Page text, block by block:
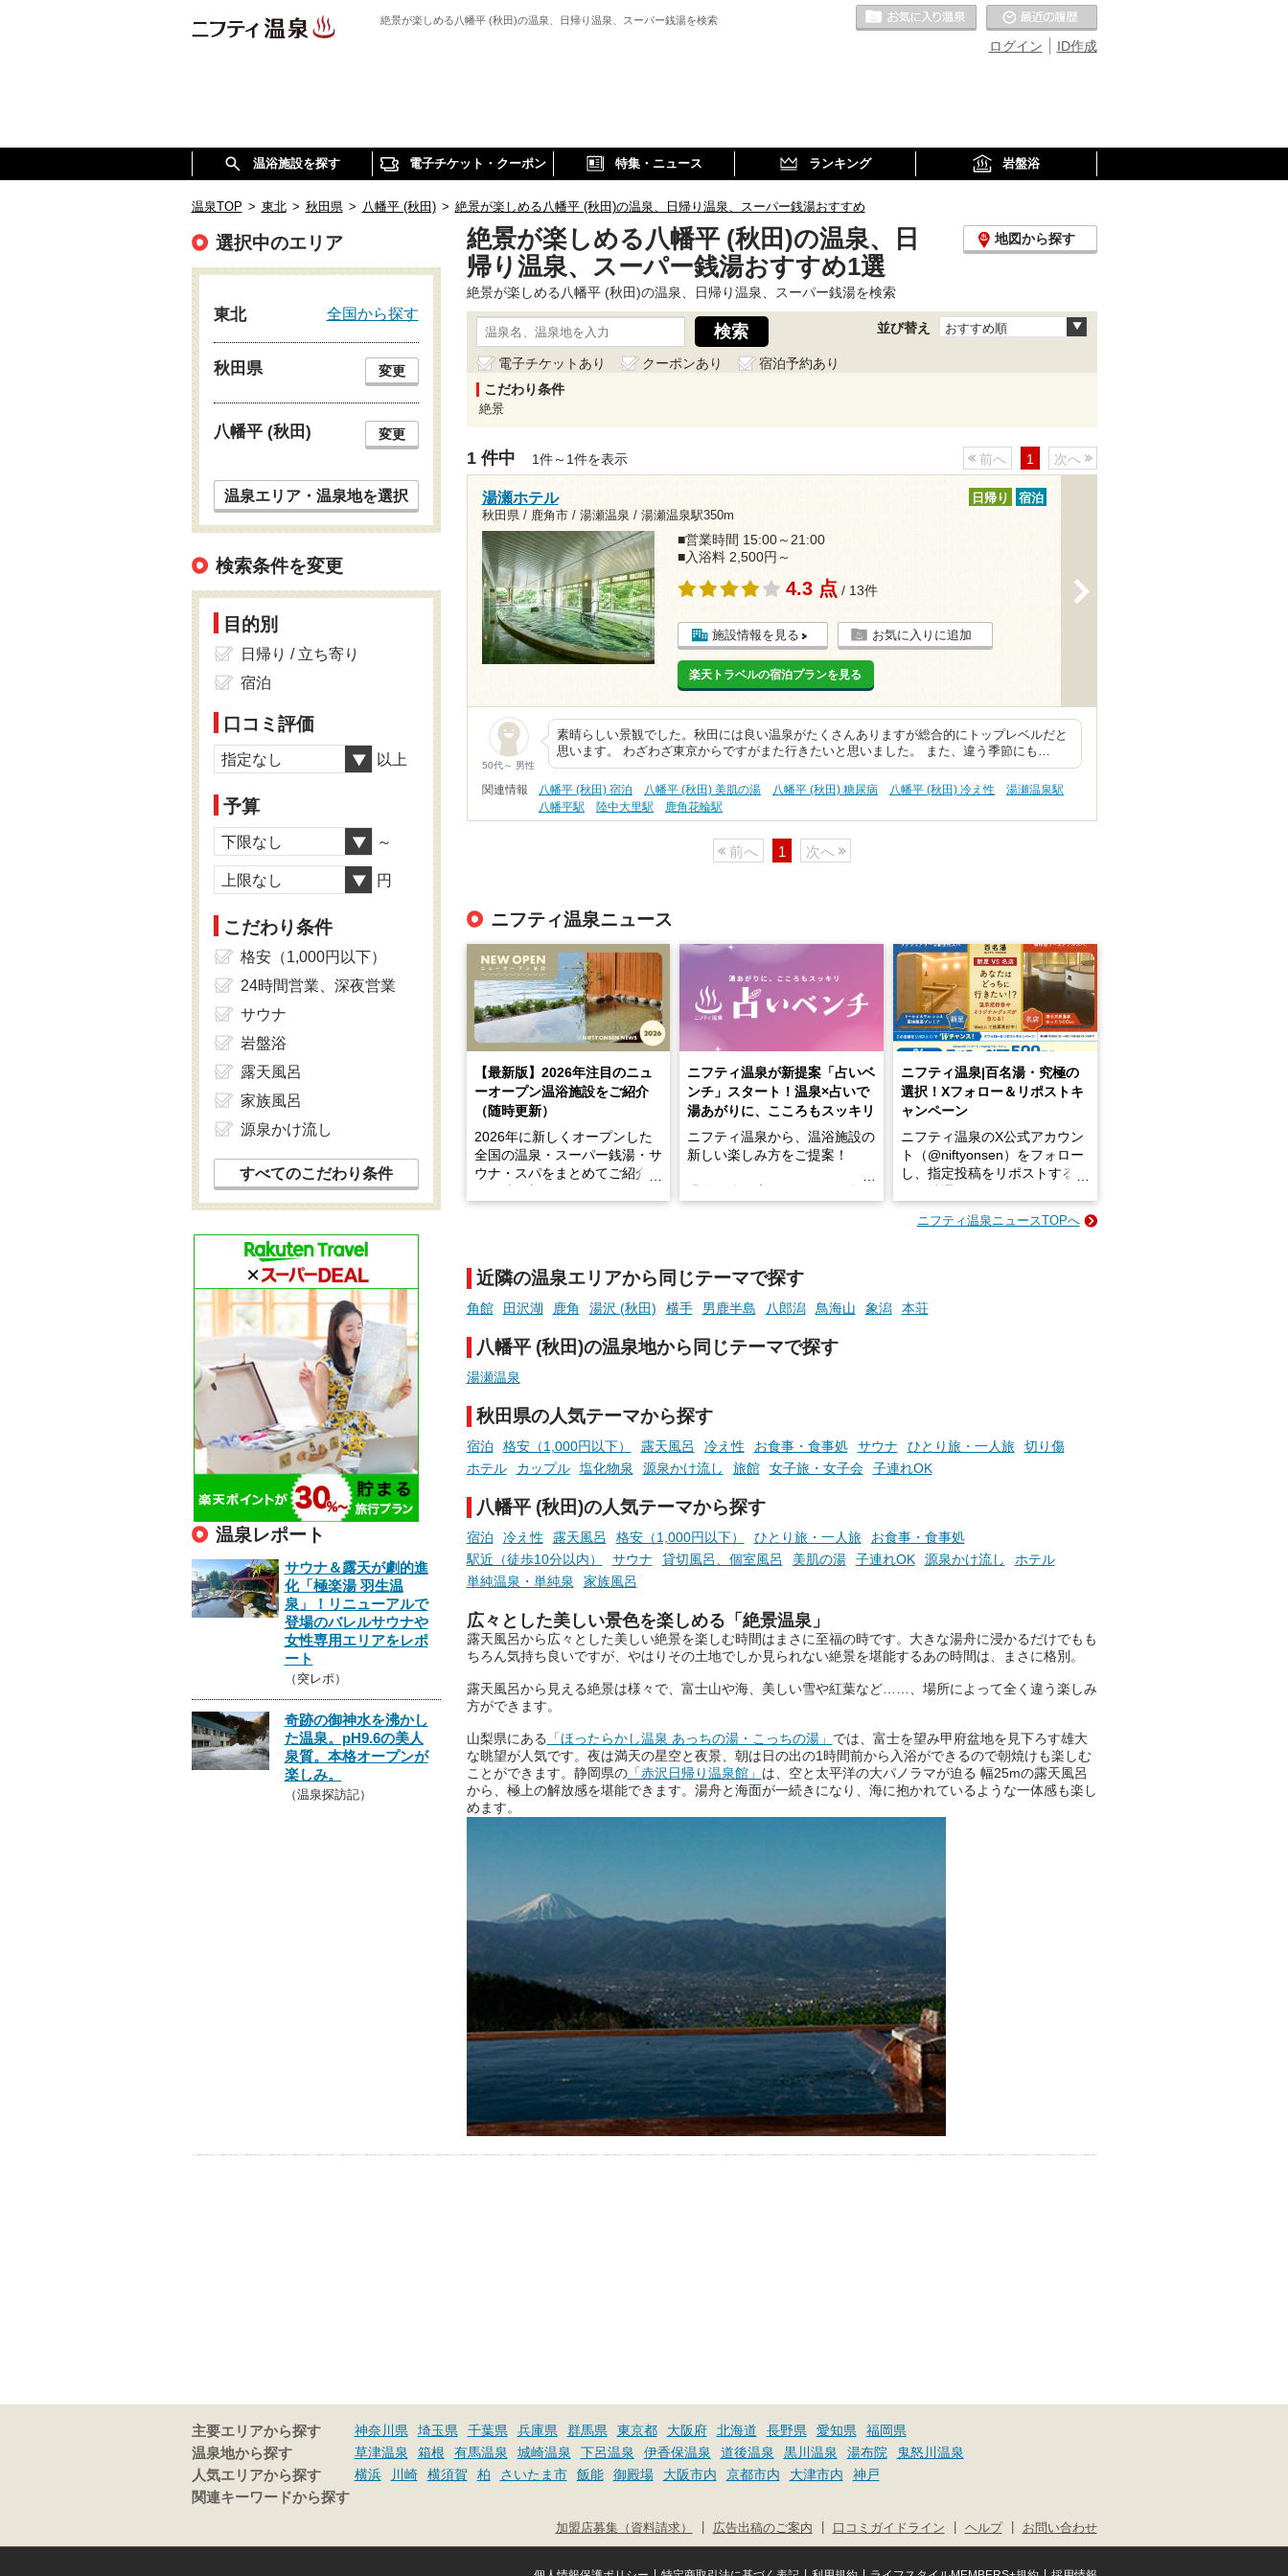
絶景が楽しめる八幡平 (秋田)の温泉、日帰り温泉、スーパー銭湯を検索
ID作成
ログイン
お気に入りの温泉
温浴施設を探す 電子チケット・クーポン 特集・ニュース ランキング 岩盤浴
温泉TOP > 東北 > 秋田県 > 八幡平 (秋田) > 絶景が楽しめる八幡平 (秋田)の温泉、日帰り温泉、スーパー銭湯おすすめ
絶景が楽しめる八幡平 (秋田)の温泉、日
帰り温泉、スーパー銭湯おすすめ1選
地図から探す
絶景が楽しめる八幡平 (秋田)の温泉、日帰り温泉、スーパー銭湯を検索
並び替え おすすめ順
電子チケットあり クーポンあり
宿泊予約あり
こだわり条件
絶景
1 件中 1件～1件を表示 前へ 1 次へ
湯瀬ホテル
秋田県 / 鹿角市 / 湯瀬温泉 / 湯瀬温泉駅350m
日帰り 宿泊
■営業時間 15:00～21:00
■入浴料 2,500円～
4.3 点 / 13件
施設情報を見る お気に入りに追加
楽天トラベルの宿泊プランを見る
50代～ 男性
素晴らしい景観でした。秋田には良い温泉がたくさんありますが総合的にトップレベルだと
思います。 わざわざ東京からですがまた行きたいと思いました。 また、違う季節にも…
関連情報 八幡平 (秋田) 宿泊 八幡平 (秋田) 美肌の湯 八幡平 (秋田) 糖尿病 八幡平 (秋田) 冷え性
湯瀬温泉駅
八幡平駅
陸中大里駅 鹿角花輪駅
前へ 1 次へ
ニフティ温泉ニュース
【最新版】2026年注目のニュ
ーオープン温浴施設をご紹介
（随時更新）
2026年に新しくオープンした
全国の温泉・スーパー銭湯・サ
ウナ・スパをまとめてご紹介！
います。
現地取材記事もあわせて紹介し
ていますので、気になる施設は
ぜひチェックして次のおでかけ
先の参考にしてみてください
ね。
ニフティ温泉が新提案「占いベ
ンチ」スタート！温泉×占いで
湯あがりに、こころもスッキリ
ニフティ温泉から、温浴施設の
新しい楽しみ方をご提案！
手相やタロットなど気軽に楽し
める占いで、“ととのう”おふろ
時間を、もっと特別に。
ニフティ温泉|百名湯・究極の
選択！Xフォロー＆リポストキ
ャンペーン
ニフティ温泉のX公式アカウン
ト（@niftyonsen）をフォロー
し、指定投稿をリポストする
GIFT500円分をプレゼントい
ニフティ温泉ニュースTOPへ
近隣の温泉エリアから同じテーマで探す
角館 田沢湖 鹿角 湯沢 (秋田) 横手 男鹿半島 八郎潟 鳥海山 象潟 本荘
八幡平 (秋田)の温泉地から同じテーマで探す
湯瀬温泉
秋田県の人気テーマから探す
宿泊 格安（1,000円以下） 露天風呂 冷え性 お食事・食事処 サウナ ひとり旅・一人旅
切り傷
ホテル
カップル 塩化物泉 源泉かけ流し 旅館 女子旅・女子会 子連れOK
八幡平 (秋田)の人気テーマから探す
宿泊 冷え性 露天風呂 格安（1,000円以下） ひとり旅・一人旅
お食事・食事処
駅近（徒歩10分以内）
サウナ 貸切風呂、個室風呂 美肌の湯 子連れOK 源泉かけ流し
ホテル
単純温泉・単純泉
家族風呂
広々とした美しい景色を楽しめる「絶景温泉」
露天風呂から広々とした美しい絶景を楽しむ時間はまさに至福の時です。大きな湯舟に浸かるだけでもも
ちろん気持ち良いですが、やはりその土地でしか見られない絶景を堪能するあの時間は、まさに格別。
露天風呂から見える絶景は様々で、富士山や海、美しい雪や紅葉など……、場所によって全く違う楽しみ
方ができます。
山梨県にある 「ほったらかし温泉 あっちの湯・こっちの湯」 では、富士を望み甲府盆地を見下ろす雄大
な眺望が人気です。夜は満天の星空と夜景、朝は日の出の1時間前から入浴ができるので朝焼けも楽しむ
ことができます。静岡県の「赤沢日帰り温泉館」 は、空と太平洋の大パノラマが迫る 幅25mの露天風呂
から、極上の解放感を堪能できます。湯舟と海面が一続きになり、海に抱かれているような一体感も楽し
めます。
選択中のエリア
東北 全国から探す
秋田県 変更
八幡平 (秋田) 変更
温泉エリア・温泉地を選択
検索条件を変更
目的別
日帰り / 立ち寄り
宿泊
口コミ評価
指定なし 以上
予算
下限なし ～
上限なし 円
こだわり条件
格安（1,000円以下）
24時間営業、深夜営業
サウナ
岩盤浴
露天風呂
家族風呂
源泉かけ流し
すべてのこだわり条件
温泉レポート
サウナ＆露天が劇的進
化「極楽湯 羽生温
泉」！リニューアルで
登場のバレルサウナや
女性専用エリアをレポ
ート
（突レポ）
奇跡の御神水を沸かし
た温泉。pH9.6の美人
泉質。本格オープンが
楽しみ。
（温泉探訪記）
主要エリアから探す 神奈川県 埼玉県 千葉県 兵庫県 群馬県 東京都 大阪府 北海道 長野県 愛知県
福岡県
温泉地から探す
草津温泉 箱根 有馬温泉 城崎温泉 下呂温泉 伊香保温泉 道後温泉 黒川温泉 湯布院
鬼怒川温泉
人気エリアから探す
横浜 川崎 横須賀 柏 さいたま市 飯能 御殿場 大阪市内 京都市内 大津市内
神戸
関連キーワードから探す
お問い合わせ
ヘルプ
口コミガイドライン
広告出稿のご案内
加盟店募集（資料請求）